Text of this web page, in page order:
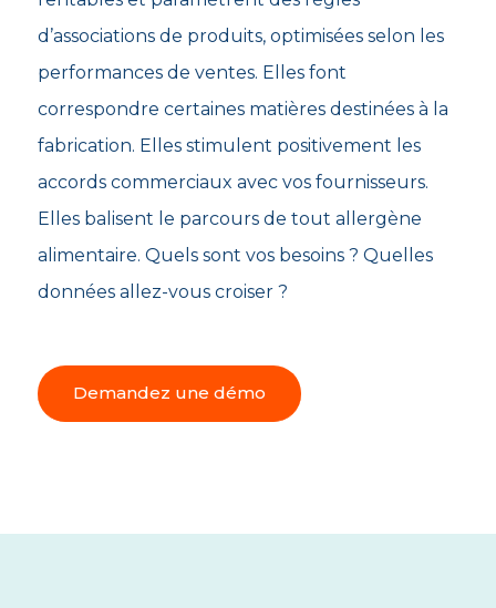
d’associations de produits, optimisées selon les
performances de ventes. Elles font
correspondre certaines matières destinées à la
fabrication. Elles stimulent positivement les
accords commerciaux avec vos fournisseurs.
Elles balisent le parcours de tout allergène
alimentaire. Quels sont vos besoins ? Quelles
données allez-vous croiser ?
Demandez une démo